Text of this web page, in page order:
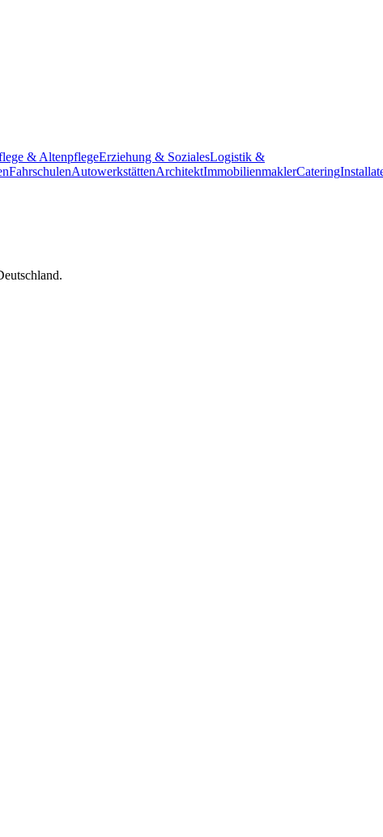
& AltenpflegeErziehung & SozialesLogistik &
FahrschulenAutowerkstättenArchitektImmobilienmaklerCatering